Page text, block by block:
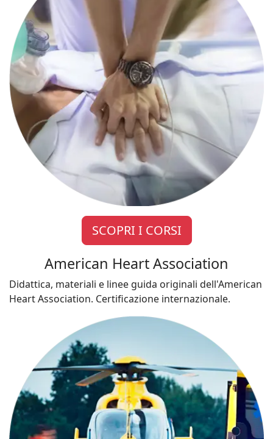
SCOPRI I CORSI
American Heart Association
Didattica, materiali e linee guida originali dell'American
Heart Association. Certificazione internazionale.